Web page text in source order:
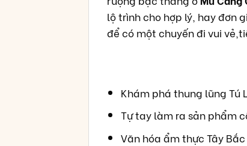
lộ trình cho hợp lý, hay đơn
để có một chuyến đi vui
Khám phá thung lũng Tú
Tự tay làm ra sản phẩm
Văn hóa ẩm thực Tây Bắc